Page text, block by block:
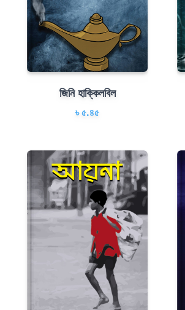
জিনি হাক্কিলবিল
৳ ৫.৪৫